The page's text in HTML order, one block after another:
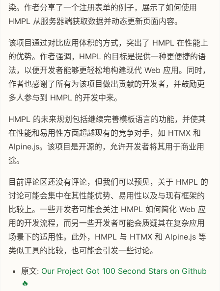
染。作者分享了一个注册表单的例子，展示了如何使用
HMPL 从服务器端获取数据并动态更新页面内容。
该项目通过对比应用体积的方式，突出了 HMPL 在性能上
的优势。作者强调，HMPL 的目标是提供一种更便捷的语
法，以便开发者能够更轻松地构建现代 Web 应用。同时，
作者也感谢了所有为该项目做出贡献的开发者，并鼓励更
多人参与到 HMPL 的开发中来。
HMPL 的未来规划包括继续完善模板语言的功能，并使其
在性能和易用性方面超越现有的竞争对手，如 HTMX 和
Alpine.js。该项目是开源的，允许开发者将其用于商业用
途。
目前评论区还没有评论，但我们可以预见，关于 HMPL 的
讨论可能会集中在其性能优势、易用性以及与现有框架的
比较上。一些开发者可能会关注 HMPL 如何简化 Web 应
用的开发流程，而另一些开发者可能会质疑其在复杂应用
场景下的适用性。此外，HMPL 与 HTMX 和 Alpine.js 等
类似工具的比较，也可能会引发一些讨论。
原文: Our Project Got 100 Second Stars on Github
🔥